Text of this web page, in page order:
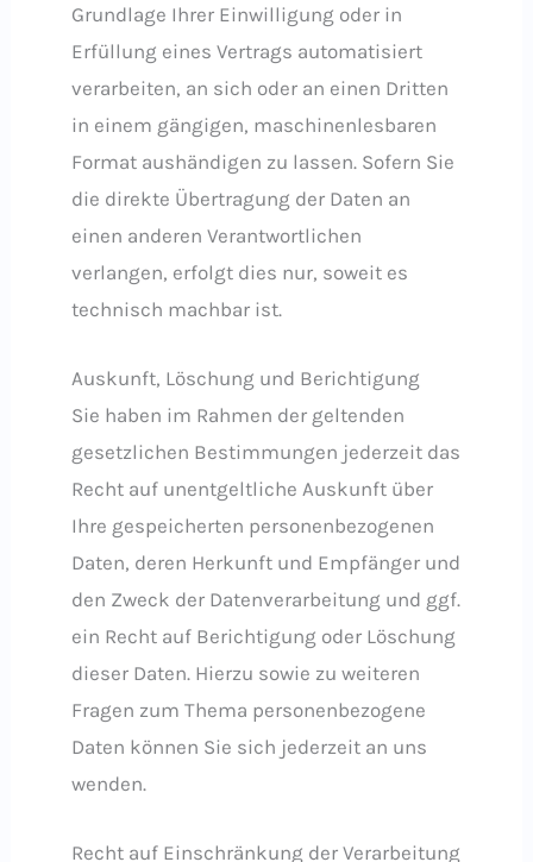
Grundlage Ihrer Einwilligung oder in
Erfüllung eines Vertrags automatisiert
verarbeiten, an sich oder an einen Dritten
in einem gängigen, maschinenlesbaren
Format aushändigen zu lassen. Sofern Sie
die direkte Übertragung der Daten an
einen anderen Verantwortlichen
verlangen, erfolgt dies nur, soweit es
technisch machbar ist.
Auskunft, Löschung und Berichtigung
Sie haben im Rahmen der geltenden
gesetzlichen Bestimmungen jederzeit das
Recht auf unentgeltliche Auskunft über
Ihre gespeicherten personenbezogenen
Daten, deren Herkunft und Empfänger und
den Zweck der Datenverarbeitung und ggf.
ein Recht auf Berichtigung oder Löschung
dieser Daten. Hierzu sowie zu weiteren
Fragen zum Thema personenbezogene
Daten können Sie sich jederzeit an uns
wenden.
Recht auf Einschränkung der Verarbeitung